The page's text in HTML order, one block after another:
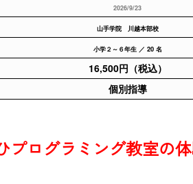
2026/9/23
山手学院 川越本部校
小学２～６年生 ／ 20 名
16,500円（税込）
個別指導
プログラミング教室の